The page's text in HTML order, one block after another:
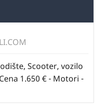
Scooter, vozilo
1.650 € - Motori -